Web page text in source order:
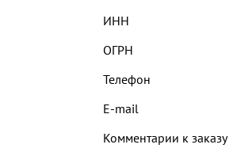
ИНН
ОГРН
Телефон
E-mail
Комментарии к заказу